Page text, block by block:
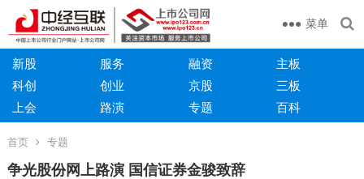
菜单
新股 服务 融资
主板
科创
创业 京股
三板
上会
路演 专题 百科
首页 专题
争光股份网上路演 国信证券金骏致辞